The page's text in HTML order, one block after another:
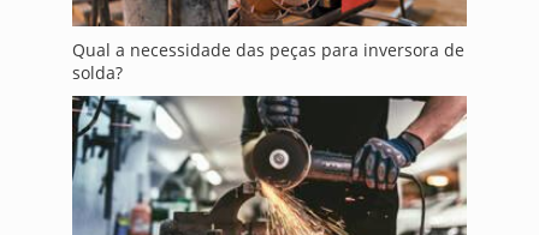
Qual a necessidade das peças para inversora de
solda?